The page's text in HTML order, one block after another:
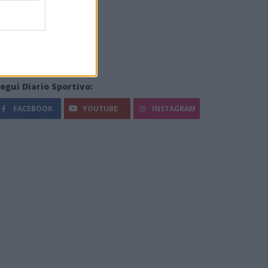
Diario Sportivo:
FACEBOOK YOUTUBE INSTAGRAM